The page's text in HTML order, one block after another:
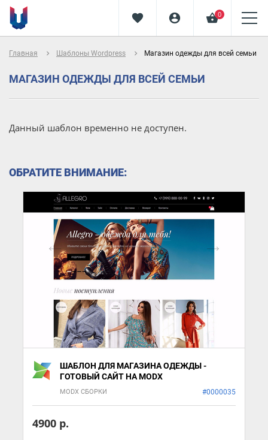
favorite account_circle shopping_basket0
Главная navigate_next Шаблоны Wordpress navigate_next Магазин одежды для всей семьи
МАГАЗИН ОДЕЖДЫ ДЛЯ ВСЕЙ СЕМЬИ
Данный шаблон временно не доступен.
ОБРАТИТЕ ВНИМАНИЕ:
ШАБЛОН ДЛЯ МАГАЗИНА ОДЕЖДЫ -
ГОТОВЫЙ САЙТ НА MODX
MODX СБОРКИ #0000035
4900 р.